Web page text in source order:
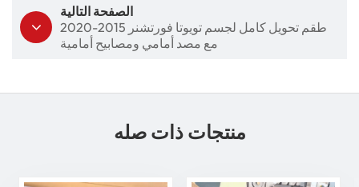
الصفحة التالية
طقم تحويل كامل لجسم تويوتا فورتشنر 2015-2020
مع مصد أمامي ومصابيح أمامية
منتجات ذات صله